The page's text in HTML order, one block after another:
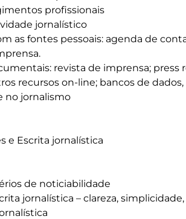
recursos on-line; bancos de
e Escrita jornalística